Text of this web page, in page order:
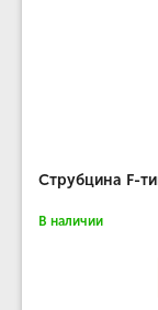
Струбцина F-
В наличии